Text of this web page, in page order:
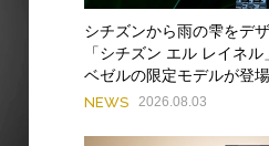
シチズンから雨の雫をデ
「シチズン エル レイネ
ベゼルの限定モデルが登場
NEWS 2026.08.03